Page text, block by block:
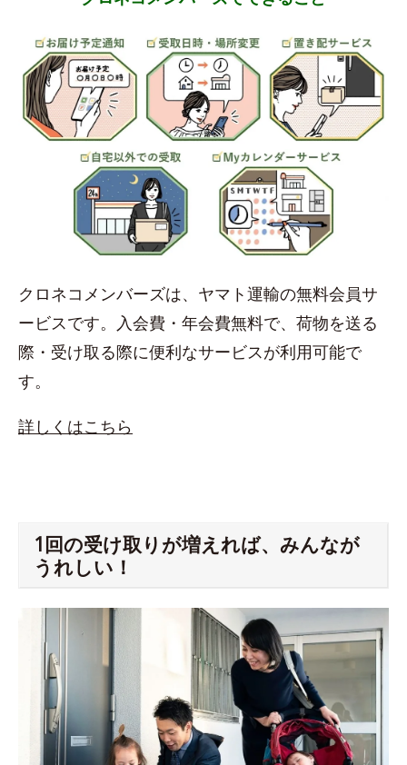
クロネコメンバーズは、ヤマト運輸の無料会員サ
ービスです。入会費・年会費無料で、荷物を送る
際・受け取る際に便利なサービスが利用可能で
す。
詳しくはこちら
1回の受け取りが増えれば、みんなが
うれしい！